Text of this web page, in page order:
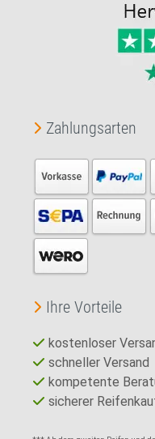
Zahlungsarten
Ihre Vorteile
kostenloser
schneller Versand
kompetente
sicherer